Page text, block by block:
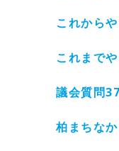
これから
これまで
議会質問
柏まちな